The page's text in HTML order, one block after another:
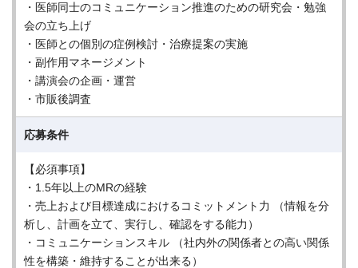
・医師同士のコミュニケーション推進のための研究会・勉強
会の立ち上げ
・医師との個別の症例検討・治療提案の実施
・副作用マネージメント
・講演会の企画・運営
・市販後調査
応募条件
【必須事項】
・1.5年以上のMRの経験
・売上および目標達成におけるコミットメント力 （情報を分
析し、計画を立て、実行し、確認をする能力）
・コミュニケーションスキル （社内外の関係者との高い関係
性を構築・維持することが出来る）